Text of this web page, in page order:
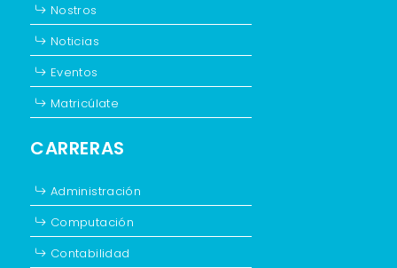
Nostros
Noticias
Eventos
Matricúlate
CARRERAS
Administración
Computación
Contabilidad